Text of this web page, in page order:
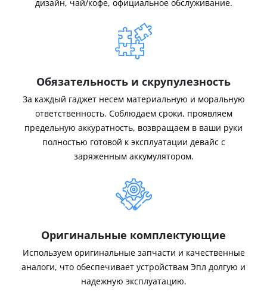
дизайн, чай/кофе, официальное обслуживание.
Обязательность и скрупулезность
За каждый гаджет несем материальную и моральную
ответственность. Соблюдаем сроки, проявляем
предельную аккуратность, возвращаем в ваши руки
полностью готовой к эксплуатации девайс с
заряженным аккумулятором.
Оригинальные комплектующие
Используем оригинальные запчасти и качественные
аналоги, что обеспечивает устройствам Эпл долгую и
надежную эксплуатацию.